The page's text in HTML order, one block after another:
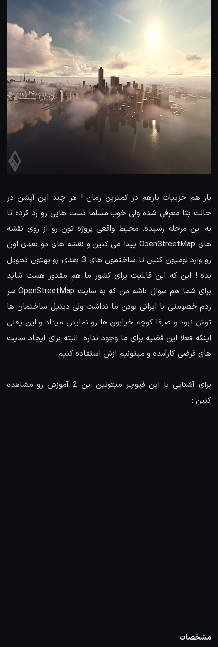
باز هم جزییات بازهم در کمترین زمان ! هر چند این آپشن در
حالت بتا معرفی شده ولی خوب مسلما تست هایی رو رد کرده تا
به این مرحله رسیده. محیط واقعی پروژه تون رو از روی نقشه
های OpenStreetMap پیدا می کنین و نقشه های دو بعدی اون
رو وارد لومیون کنین تا ساختمون های 3 بعدی رو بهتون تحویل
بده ! این که این قابلیت برای کشور ما هم مقدور هست شاید
برای شما هم سوال باشه من که به سایت OpenStreetMap سر
زدم خصومتی با ایرانی بودن ما نداشت ولی دیتیل ساختمان ها
توش نبود و صرفا کوچه خیابون ها رو نمایش میداد و این یعنی
اینکه فعلا این قضیه برای ما وجود نداره. البته برای ایجاد سایت
های فرضی کارآمده و میتونیم ازش استفاده کنیم.
برای آشنایی با این فیوچر میتونین این 2 آموزش رو مشاهده
کنین :
مشخصات